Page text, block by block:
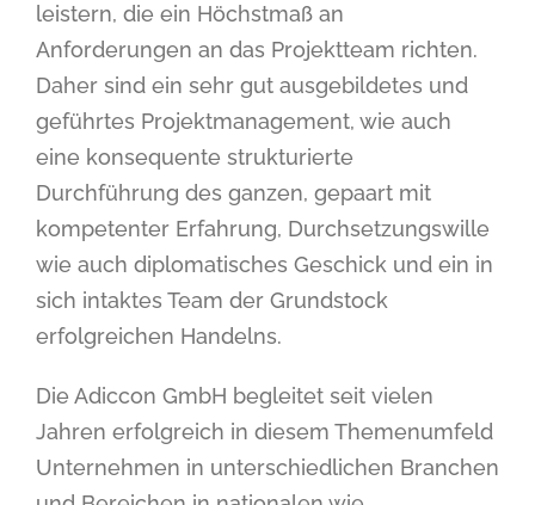
leistern, die ein Höchstmaß an
Anforderungen an das Projektteam richten.
Daher sind ein sehr gut ausgebildetes und
geführtes Projektmanagement, wie auch
eine konsequente strukturierte
Durchführung des ganzen, gepaart mit
kompetenter Erfahrung, Durchsetzungswille
wie auch diplomatisches Geschick und ein in
sich intaktes Team der Grundstock
erfolgreichen Handelns.
Die Adiccon GmbH begleitet seit vielen
Jahren erfolgreich in diesem Themenumfeld
Unternehmen in unterschiedlichen Branchen